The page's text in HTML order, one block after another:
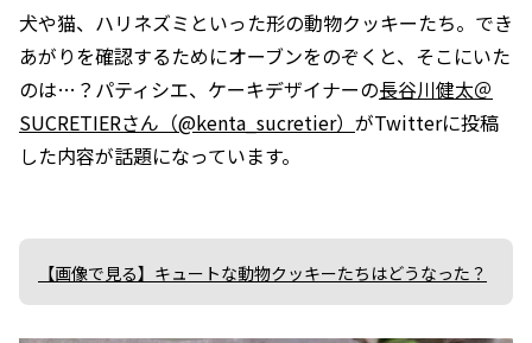
犬や猫、ハリネズミといった形の動物クッキーたち。でき
あがりを確認するためにオーブンをのぞくと、そこにいた
のは…？パティシエ、ケーキデザイナーの長谷川健太＠
SUCRETIERさん（@kenta_sucretier） がTwitterに投稿
した内容が話題になっています。
【画像で見る】キュートな動物クッキーたちはどうなった？